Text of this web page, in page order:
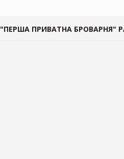
"ПЕРША ПРИВАТНА